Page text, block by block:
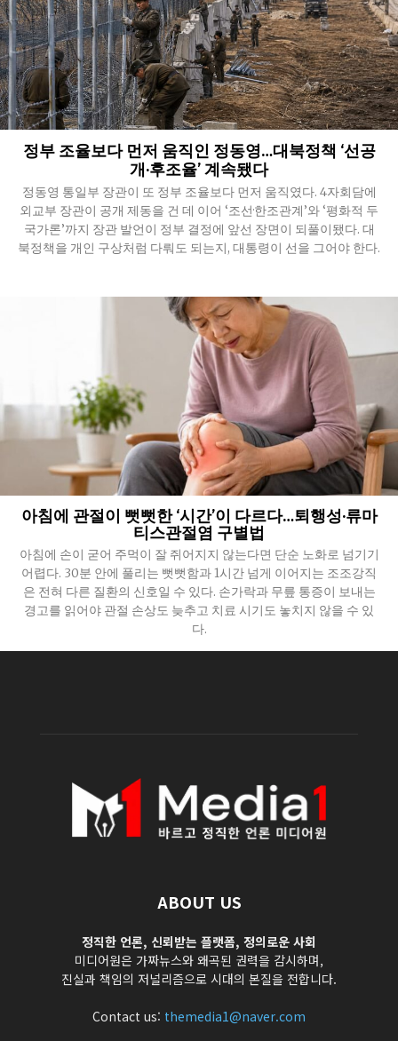
정부 조율보다 먼저 움직인 정동영…대북정책 ‘선공
개·후조율’ 계속됐다
정동영 통일부 장관이 또 정부 조율보다 먼저 움직였다. 4자회담에
외교부 장관이 공개 제동을 건 데 이어 ‘조선·한조관계’와 ‘평화적 두
국가론’까지 장관 발언이 정부 결정에 앞선 장면이 되풀이됐다. 대
북정책을 개인 구상처럼 다뤄도 되는지, 대통령이 선을 그어야 한다.
아침에 관절이 뻣뻣한 ‘시간’이 다르다…퇴행성·류마
티스관절염 구별법
아침에 손이 굳어 주먹이 잘 쥐어지지 않는다면 단순 노화로 넘기기
어렵다. 30분 안에 풀리는 뻣뻣함과 1시간 넘게 이어지는 조조강직
은 전혀 다른 질환의 신호일 수 있다. 손가락과 무릎 통증이 보내는
경고를 읽어야 관절 손상도 늦추고 치료 시기도 놓치지 않을 수 있
다.
ABOUT US
정직한 언론, 신뢰받는 플랫폼, 정의로운 사회
미디어원은 가짜뉴스와 왜곡된 권력을 감시하며,
진실과 책임의 저널리즘으로 시대의 본질을 전합니다.
Contact us: themedia1@naver.com